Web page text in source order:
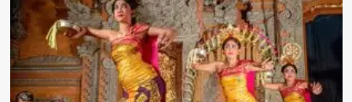
Terhadap
Realitas
Budaya
dan
Keserumpunan
MelayuNusantara
Masa